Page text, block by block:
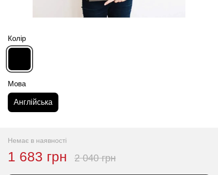
Колір
Мова
Англійська
Немає в наявності
1 683 грн 2 040 грн